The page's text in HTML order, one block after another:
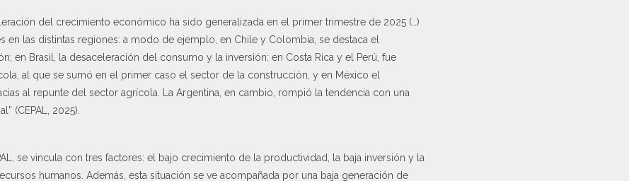
del crecimiento económico ha sido generalizada en el primer trimestre de 2025 (…)
en las distintas regiones: a modo de ejemplo, en Chile y Colombia, se destaca el
en Brasil, la desaceleración del consumo y la inversión; en Costa Rica y el Perú, fue
al que se sumó en el primer caso el sector de la construcción, y en México el
al repunte del sector agrícola. La Argentina, en cambio, rompió la tendencia con una
(CEPAL, 2025).
se vincula con tres factores: el bajo crecimiento de la productividad, la baja inversión y la
humanos. Además, esta situación se ve acompañada por una baja generación de